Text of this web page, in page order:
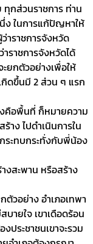
กส่วนราชการ ท่าน
ง ในการแก้ปัญหาให้
ราชการจังหวัด
ราชการจังหวัดได้
ยกตัวอย่างเพื่อให้
ดขึ้นมี 2 ส่วน ๆ แรก
คือพื้นที่ ก็หมายความ
าง ไปดำเนินการใน
ระทบกระทั่งกับพี่น้อง
งสะพาน หรือสร้าง
วอย่าง อำเภอเทพา
บายใจ เขาเดือดร้อน
ประชาชนเขาจะรวม